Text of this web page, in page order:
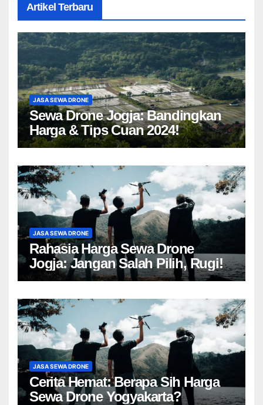
Artikel Terbaru
JASA SEWA DRONE
Sewa Drone Jogja: Bandingkan
Harga & Tips Cuan 2024!
JASA SEWA DRONE
Rahasia Harga Sewa Drone
Jogja: Jangan Salah Pilih, Rugi!
JASA SEWA DRONE
Cerita Hemat: Berapa Sih Harga
Sewa Drone Yogyakarta?